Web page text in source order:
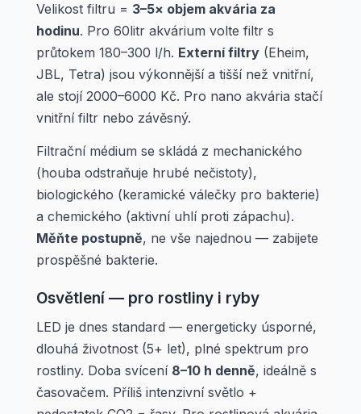
Velikost filtru = 3–5× objem akvária za
hodinu. Pro 60litr akvárium volte filtr s
průtokem 180–300 l/h. Externí filtry (Eheim,
JBL, Tetra) jsou výkonnější a tišší než vnitřní,
ale stojí 2000–6000 Kč. Pro nano akvária stačí
vnitřní filtr nebo závěsný.
Filtrační médium se skládá z mechanického
(houba odstraňuje hrubé nečistoty),
biologického (keramické válečky pro bakterie)
a chemického (aktivní uhlí proti zápachu).
Měňte postupně, ne vše najednou — zabijete
prospěšné bakterie.
Osvětlení — pro rostliny i ryby
LED je dnes standard — energeticky úsporné,
dlouhá životnost (5+ let), plné spektrum pro
rostliny. Doba svícení 8–10 h denně, ideálně s
časovačem. Příliš intenzivní světlo +